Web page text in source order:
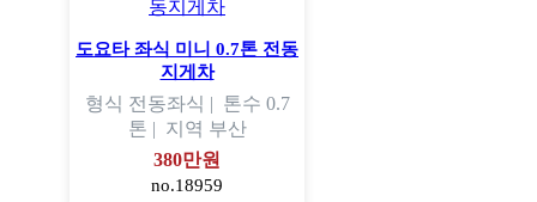
도요타 좌식 미니 0.7톤 전동
지게차
형식 전동좌식 | 톤수 0.7
톤 | 지역 부산
380만원
no.18959